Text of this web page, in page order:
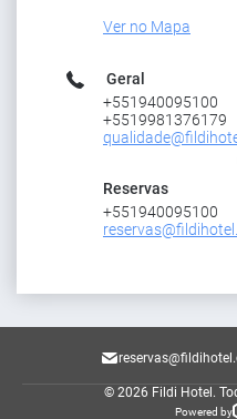
Ver no Mapa
Geral
+551940095100
+5519981376179
Reservas
+551940095100
© 2026 Fildi Hotel.
Powered by